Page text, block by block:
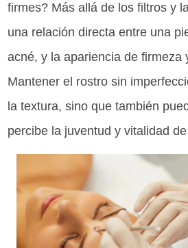
firmes? Más allá de los filtros y
una relación directa entre una
acné, y la apariencia de firmeza
Mantener el rostro sin
la textura, sino que también
percibe la juventud y vitalidad